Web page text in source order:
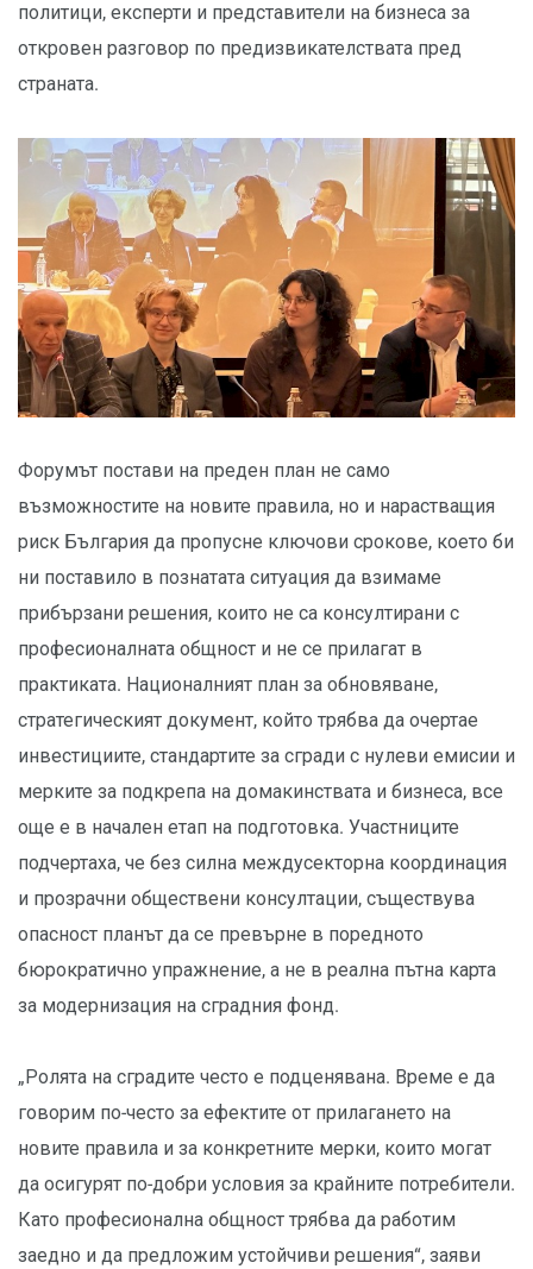
политици, експерти и представители на бизнеса за
откровен разговор по предизвикателствата пред
страната.
Форумът постави на преден план не само
възможностите на новите правила, но и нарастващия
риск България да пропусне ключови срокове, което би
ни поставило в познатата ситуация да взимаме
прибързани решения, които не са консултирани с
професионалната общност и не се прилагат в
практиката. Националният план за обновяване,
стратегическият документ, който трябва да очертае
инвестициите, стандартите за сгради с нулеви емисии и
мерките за подкрепа на домакинствата и бизнеса, все
още е в начален етап на подготовка. Участниците
подчертаха, че без силна междусекторна координация
и прозрачни обществени консултации, съществува
опасност планът да се превърне в поредното
бюрократично упражнение, а не в реална пътна карта
за модернизация на сградния фонд.
„Ролята на сградите често е подценявана. Време е да
говорим по-често за ефектите от прилагането на
новите правила и за конкретните мерки, които могат
да осигурят по-добри условия за крайните потребители.
Като професионална общност трябва да работим
заедно и да предложим устойчиви решения“, заяви